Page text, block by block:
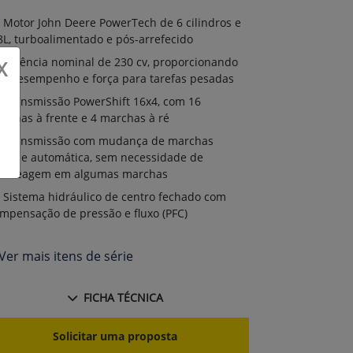
Motor John Deere PowerTech de 6 cilindros e
turboalimentado e pós-arrefecido
Potência nominal de 230 cv, proporcionando
desempenho e força para tarefas pesadas
Transmissão PowerShift 16x4, com 16
à frente e 4 marchas à ré
Transmissão com mudança de marchas
e automática, sem necessidade de
em algumas marchas
Sistema hidráulico de centro fechado com
de pressão e fluxo (PFC)
mais itens de série
FICHA TÉCNICA
Solicitar uma proposta